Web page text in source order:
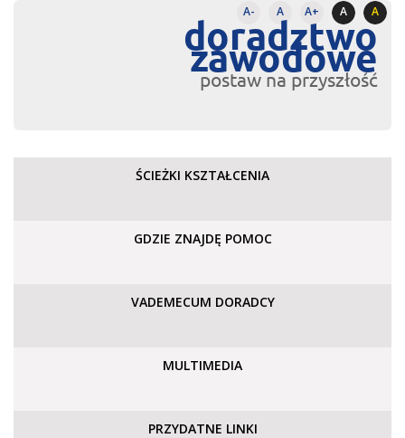
A- A A+ A A
doradztwo
zawodowe
postaw na przyszłość
ŚCIEŻKI KSZTAŁCENIA
GDZIE ZNAJDĘ POMOC
VADEMECUM DORADCY
MULTIMEDIA
PRZYDATNE LINKI